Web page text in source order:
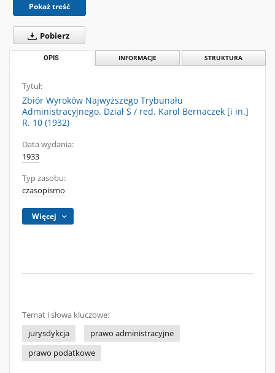
Pokaż treść
Pobierz
OPIS INFORMACJE STRUKTURA
Tytuł:
Zbiór Wyroków Najwyższego Trybunału
Administracyjnego. Dział S / red. Karol Bernaczek [i in.]
R. 10 (1932)
Data wydania:
1933
Typ zasobu:
czasopismo
Więcej
Temat i słowa kluczowe:
jurysdykcja
prawo administracyjne
prawo podatkowe